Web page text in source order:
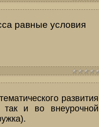
равные условия
развития
так и во внеурочной